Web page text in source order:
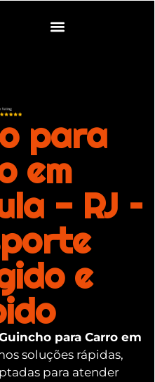
para
em
- RJ –
e
para Carro em
soluções rápidas,
para atender